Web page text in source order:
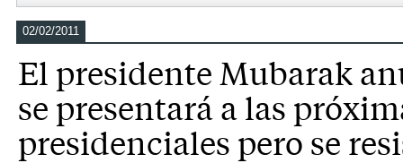
02/02/2011
El presidente Mubarak
se presentará a las
presidenciales pero se